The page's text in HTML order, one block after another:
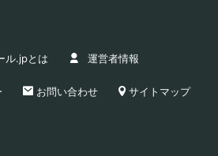
ル.jpとは 運営者情報
お問い合わせ サイトマップ